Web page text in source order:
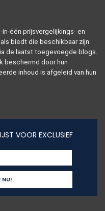
één prijsvergelijkings- en
biedt die beschikbaar zijn
de laatst toegevoegde blogs.
beschermd door hun
inhoud is afgeleid van hun
VOOR EXCLUSIEF